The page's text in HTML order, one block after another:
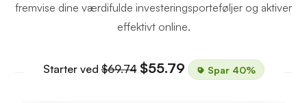
fremvise dine værdifulde investeringsporteføljer og aktiver
effektivt online.
Starter ved$69.74 $55.79 Spar 40%